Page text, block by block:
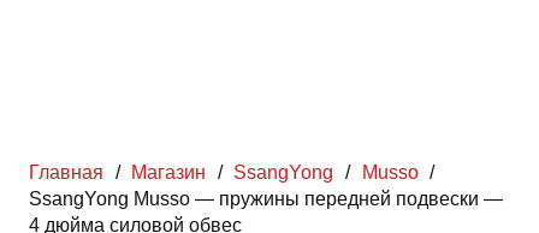
Главная / Магазин / SsangYong / Musso /
SsangYong Musso — пружины передней подвески —
4 дюйма силовой обвес